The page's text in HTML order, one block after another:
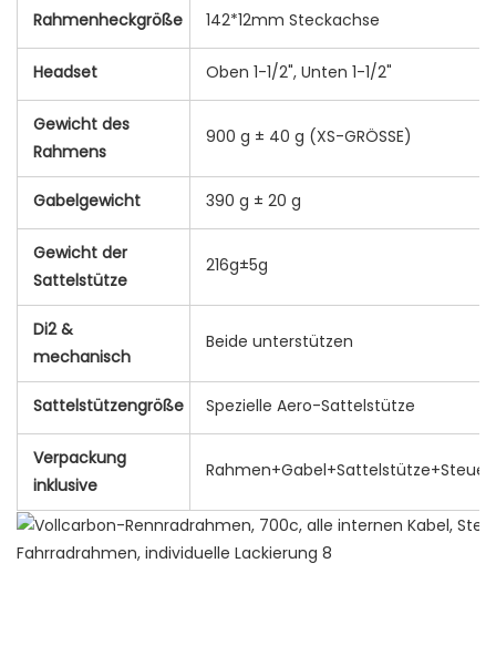
Rahmenheckgröße 142*12mm Steckachse
Headset Oben 1-1/2", Unten 1-1/2"
Gewicht des
Rahmens
900 g ± 40 g (XS-GRÖSSE)
Gabelgewicht 390 g ± 20 g
Gewicht der
Sattelstütze
216g±5g
Di2 &
mechanisch
Beide unterstützen
Sattelstützengröße Spezielle Aero-Sattelstütze
Verpackung
inklusive